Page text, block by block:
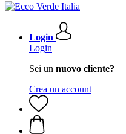
Login
Login
Sei un nuovo cliente?
Crea un account